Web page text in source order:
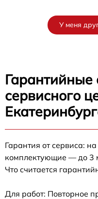
У меня
Гарантийные
сервисного
Гарантия от сервиса:
комплектующие — до 3
Что считается
Для работ: Повторное